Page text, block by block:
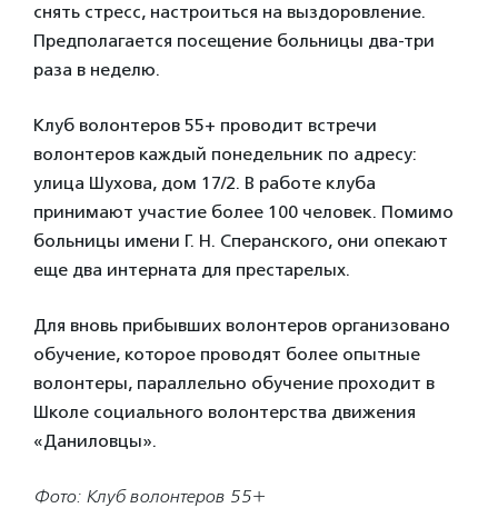
снять стресс, настроиться на выздоровление.
Предполагается посещение больницы два-три
раза в неделю.
Клуб волонтеров 55+ проводит встречи
волонтеров каждый понедельник по адресу:
улица Шухова, дом 17/2. В работе клуба
принимают участие более 100 человек. Помимо
больницы имени Г. Н. Сперанского, они опекают
еще два интерната для престарелых.
Для вновь прибывших волонтеров организовано
обучение, которое проводят более опытные
волонтеры, параллельно обучение проходит в
Школе социального волонтерства движения
«Даниловцы».
Фото: Клуб волонтеров 55+